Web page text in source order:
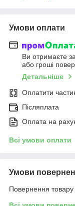
Умови оплати
Ви отримаєте
або гроші
Детальніше
Оплатити
Післяплата
Оплата на
Всі умови оплати
Умови
Повернення товару